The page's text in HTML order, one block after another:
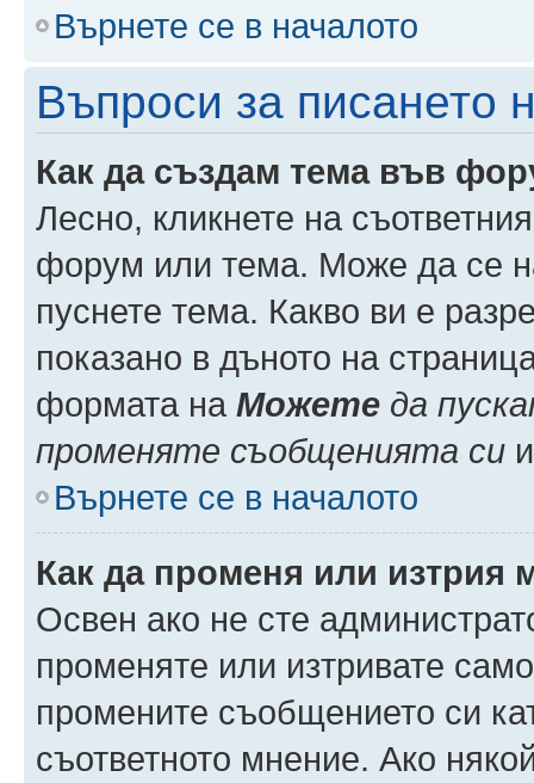
Върнете се в началото
Въпроси за писането
Как да създам тема във
Лесно, кликнете на
форум или тема. Може да се
пуснете тема. Какво ви е
показано в дъното на
формата на Можете да
променяте съобщенията си
Върнете се в началото
Как да променя или изтрия
Освен ако не сте
променяте или изтривате
промените съобщението си
съответното мнение. Ако